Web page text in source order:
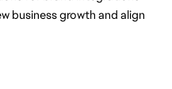
business growth and align